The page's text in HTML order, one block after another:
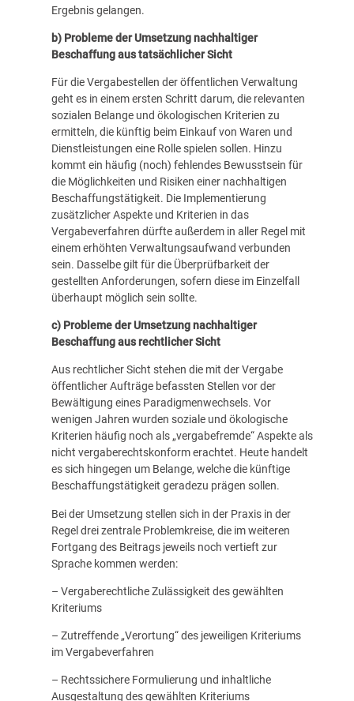
Ergebnis gelangen.
b) Probleme der Umsetzung nachhaltiger
Beschaffung aus tatsächlicher Sicht
Für die Vergabestellen der öffentlichen Verwaltung
geht es in einem ersten Schritt darum, die relevanten
sozialen Belange und ökologischen Kriterien zu
ermitteln, die künftig beim Einkauf von Waren und
Dienstleistungen eine Rolle spielen sollen. Hinzu
kommt ein häufig (noch) fehlendes Bewusstsein für
die Möglichkeiten und Risiken einer nachhaltigen
Beschaffungstätigkeit. Die Implementierung
zusätzlicher Aspekte und Kriterien in das
Vergabeverfahren dürfte außerdem in aller Regel mit
einem erhöhten Verwaltungsaufwand verbunden
sein. Dasselbe gilt für die Überprüfbarkeit der
gestellten Anforderungen, sofern diese im Einzelfall
überhaupt möglich sein sollte.
c) Probleme der Umsetzung nachhaltiger
Beschaffung aus rechtlicher Sicht
Aus rechtlicher Sicht stehen die mit der Vergabe
öffentlicher Aufträge befassten Stellen vor der
Bewältigung eines Paradigmenwechsels. Vor
wenigen Jahren wurden soziale und ökologische
Kriterien häufig noch als „vergabefremde“ Aspekte als
nicht vergaberechtskonform erachtet. Heute handelt
es sich hingegen um Belange, welche die künftige
Beschaffungstätigkeit geradezu prägen sollen.
Bei der Umsetzung stellen sich in der Praxis in der
Regel drei zentrale Problemkreise, die im weiteren
Fortgang des Beitrags jeweils noch vertieft zur
Sprache kommen werden:
– Vergaberechtliche Zulässigkeit des gewählten
Kriteriums
– Zutreffende „Verortung“ des jeweiligen Kriteriums
im Vergabeverfahren
– Rechtssichere Formulierung und inhaltliche
Ausgestaltung des gewählten Kriteriums